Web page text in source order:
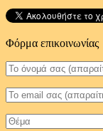
Φόρμα επικοινωνίας